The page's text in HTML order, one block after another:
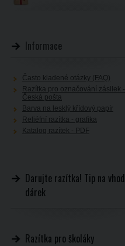
Informace
Často kladené otázky (FAQ)
Razítka pro označování zásilek -
Česká pošta
Barva na lesklý křídový papír
Reliéfní razítka - grafika
Katalog razítek - PDF
Darujte razítka! Tip na
dárek
Razítka pro školáky